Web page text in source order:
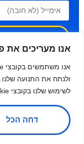
אנו מעריכים את
ולנתח את התנועה
לשימוש שלנו בקובצי Cookie.
דחה הכל